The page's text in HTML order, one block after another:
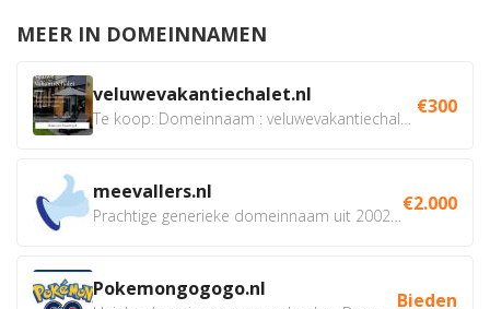
MEER IN DOMEINNAMEN
veluwevakantiechalet.nl €300
meevallers.nl €2.000
Pokemongogogo.nl Bieden